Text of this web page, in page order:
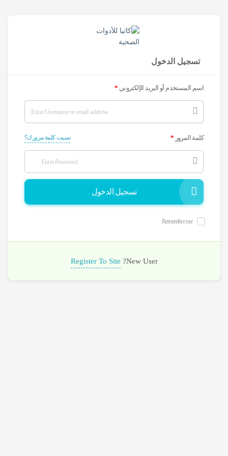
تسجيل الدخول
اسم المستخدم أو البريد الإلكتروني *
كلمة المرور * نسيت كلمة مرورك؟
تسجيل الدخول
Remember me
New User?
Register To Site